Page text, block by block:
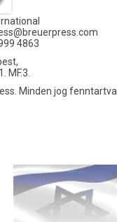
4863
MF.3.
Minden jog fenntartva.